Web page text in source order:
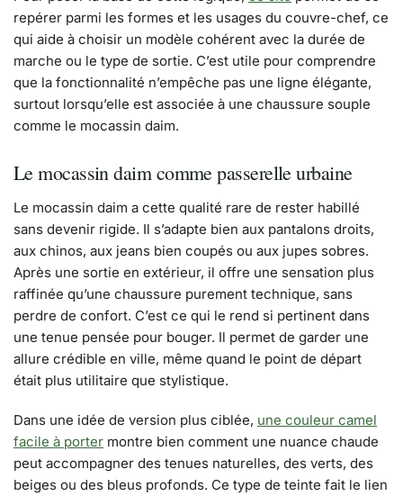
repérer parmi les formes et les usages du couvre-chef, ce
qui aide à choisir un modèle cohérent avec la durée de
marche ou le type de sortie. C’est utile pour comprendre
que la fonctionnalité n’empêche pas une ligne élégante,
surtout lorsqu’elle est associée à une chaussure souple
comme le mocassin daim.
Le mocassin daim comme passerelle urbaine
Le mocassin daim a cette qualité rare de rester habillé
sans devenir rigide. Il s’adapte bien aux pantalons droits,
aux chinos, aux jeans bien coupés ou aux jupes sobres.
Après une sortie en extérieur, il offre une sensation plus
raffinée qu’une chaussure purement technique, sans
perdre de confort. C’est ce qui le rend si pertinent dans
une tenue pensée pour bouger. Il permet de garder une
allure crédible en ville, même quand le point de départ
était plus utilitaire que stylistique.
Dans une idée de version plus ciblée, une couleur camel
facile à porter montre bien comment une nuance chaude
peut accompagner des tenues naturelles, des verts, des
beiges ou des bleus profonds. Ce type de teinte fait le lien